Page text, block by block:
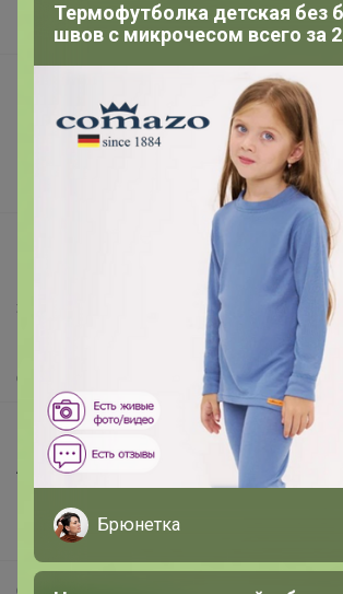
В наличии
Реклама на сайте
Защита покупателя
О нас
Все предложения
Анонсы
Новости
Поддержка альпак
Термофутболка детская без
швов с микрочесом всего за
Брюнетка